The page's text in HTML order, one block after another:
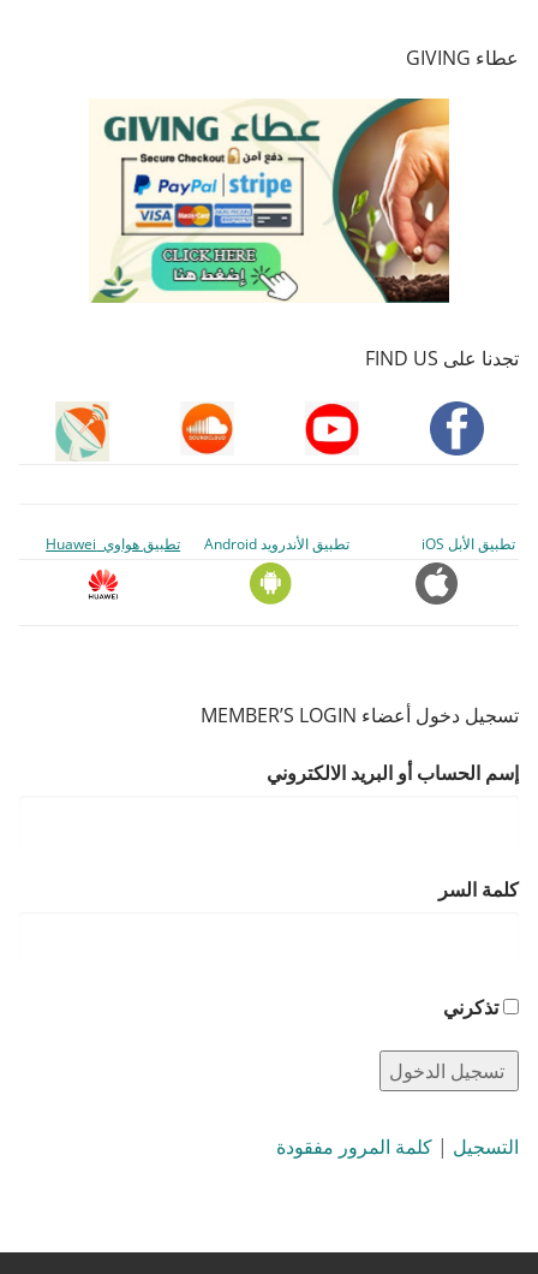
عطاء GIVING
تجدنا على FIND US
تطبيق الأبل iOS تطبيق الأندرويد Android تطبيق هواوي Huawei
تسجيل دخول أعضاء MEMBER’S LOGIN
إسم الحساب أو البريد الالكتروني
كلمة السر
تذكرني
التسجيل | كلمة المرور مفقودة